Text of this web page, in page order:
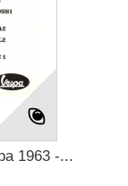
1963 -...